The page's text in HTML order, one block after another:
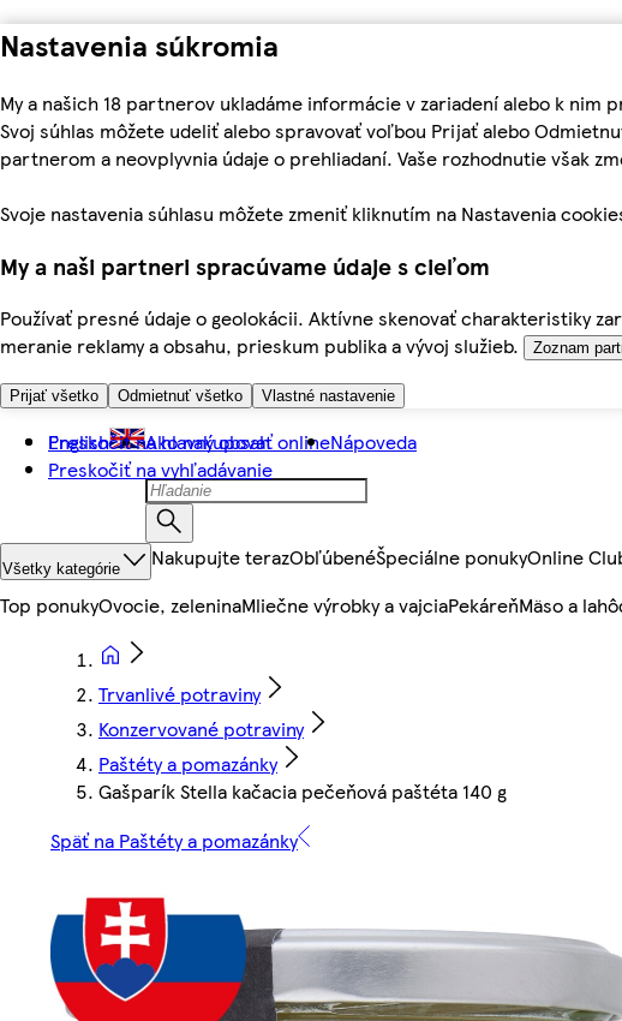
Nastavenia súkromia
My a našich 18 partnerov ukladáme informácie v zariadení alebo k
Svoj súhlas môžete udeliť alebo spravovať voľbou Prijať alebo
partnerom a neovplyvnia údaje o prehliadaní. Vaše rozhodnutie však
Svoje nastavenia súhlasu môžete zmeniť kliknutím na Nastavenia
My a naši partneri spracúvame údaje s cieľom
Používať presné údaje o geolokácii. Aktívne skenovať charakteristiky
meranie reklamy a obsahu, prieskum publika a vývoj služieb.
Zoznam
Prijať všetko Odmietnuť všetko Vlastné nastavenie
Preskočiť na hlavný obsah
Preskočiť na vyhľadávanie
English Ako nakupovať onlineNápoveda
Všetky kategórie Nakupujte terazObľúbenéŠpeciálne ponukyOnline
Top ponukyOvocie, zeleninaMliečne výrobky a vajciaPekáreňMäso a
Trvanlivé potraviny
Konzervované potraviny
Paštéty a pomazánky
Gašparík Stella kačacia pečeňová paštéta 140 g
Späť na Paštéty a pomazánky